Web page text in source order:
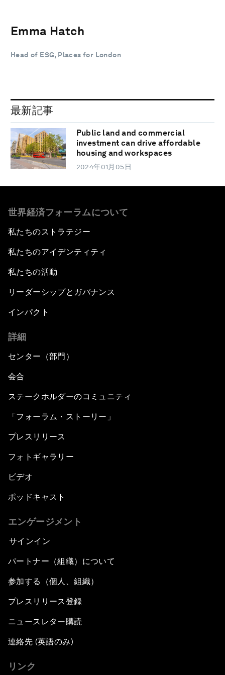
Emma Hatch
Head of ESG, Places for London
最新記事
Public land and commercial
investment can drive affordable
housing and workspaces
2024年01月05日
世界経済フォーラムについて
私たちのストラテジー
私たちのアイデンティティ
私たちの活動
リーダーシップとガバナンス
インパクト
詳細
センター（部門）
会合
ステークホルダーのコミュニティ
「フォーラム・ストーリー」
プレスリリース
フォトギャラリー
ビデオ
ポッドキャスト
エンゲージメント
サインイン
パートナー（組織）について
参加する（個人、組織）
プレスリリース登録
ニュースレター購読
連絡先 (英語のみ)
リンク